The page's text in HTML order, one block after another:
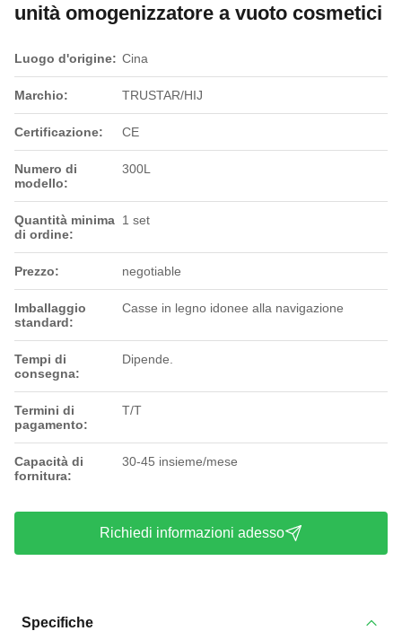
unità omogenizzatore a vuoto cosmetici
Luogo d'origine: Cina
Marchio: TRUSTAR/HIJ
Certificazione: CE
Numero di
modello:
300L
Quantità minima
di ordine:
1 set
Prezzo: negotiable
Imballaggio
standard:
Casse in legno idonee alla navigazione
Tempi di
consegna:
Dipende.
Termini di
pagamento:
T/T
Capacità di
fornitura:
30-45 insieme/mese
Richiedi informazioni adesso
Specifiche